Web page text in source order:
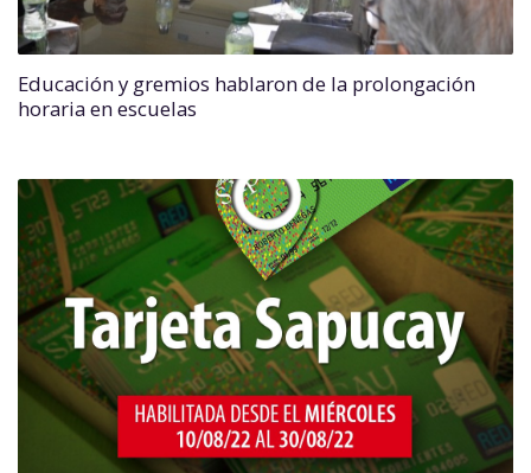
Educación y gremios hablaron de la prolongación
horaria en escuelas